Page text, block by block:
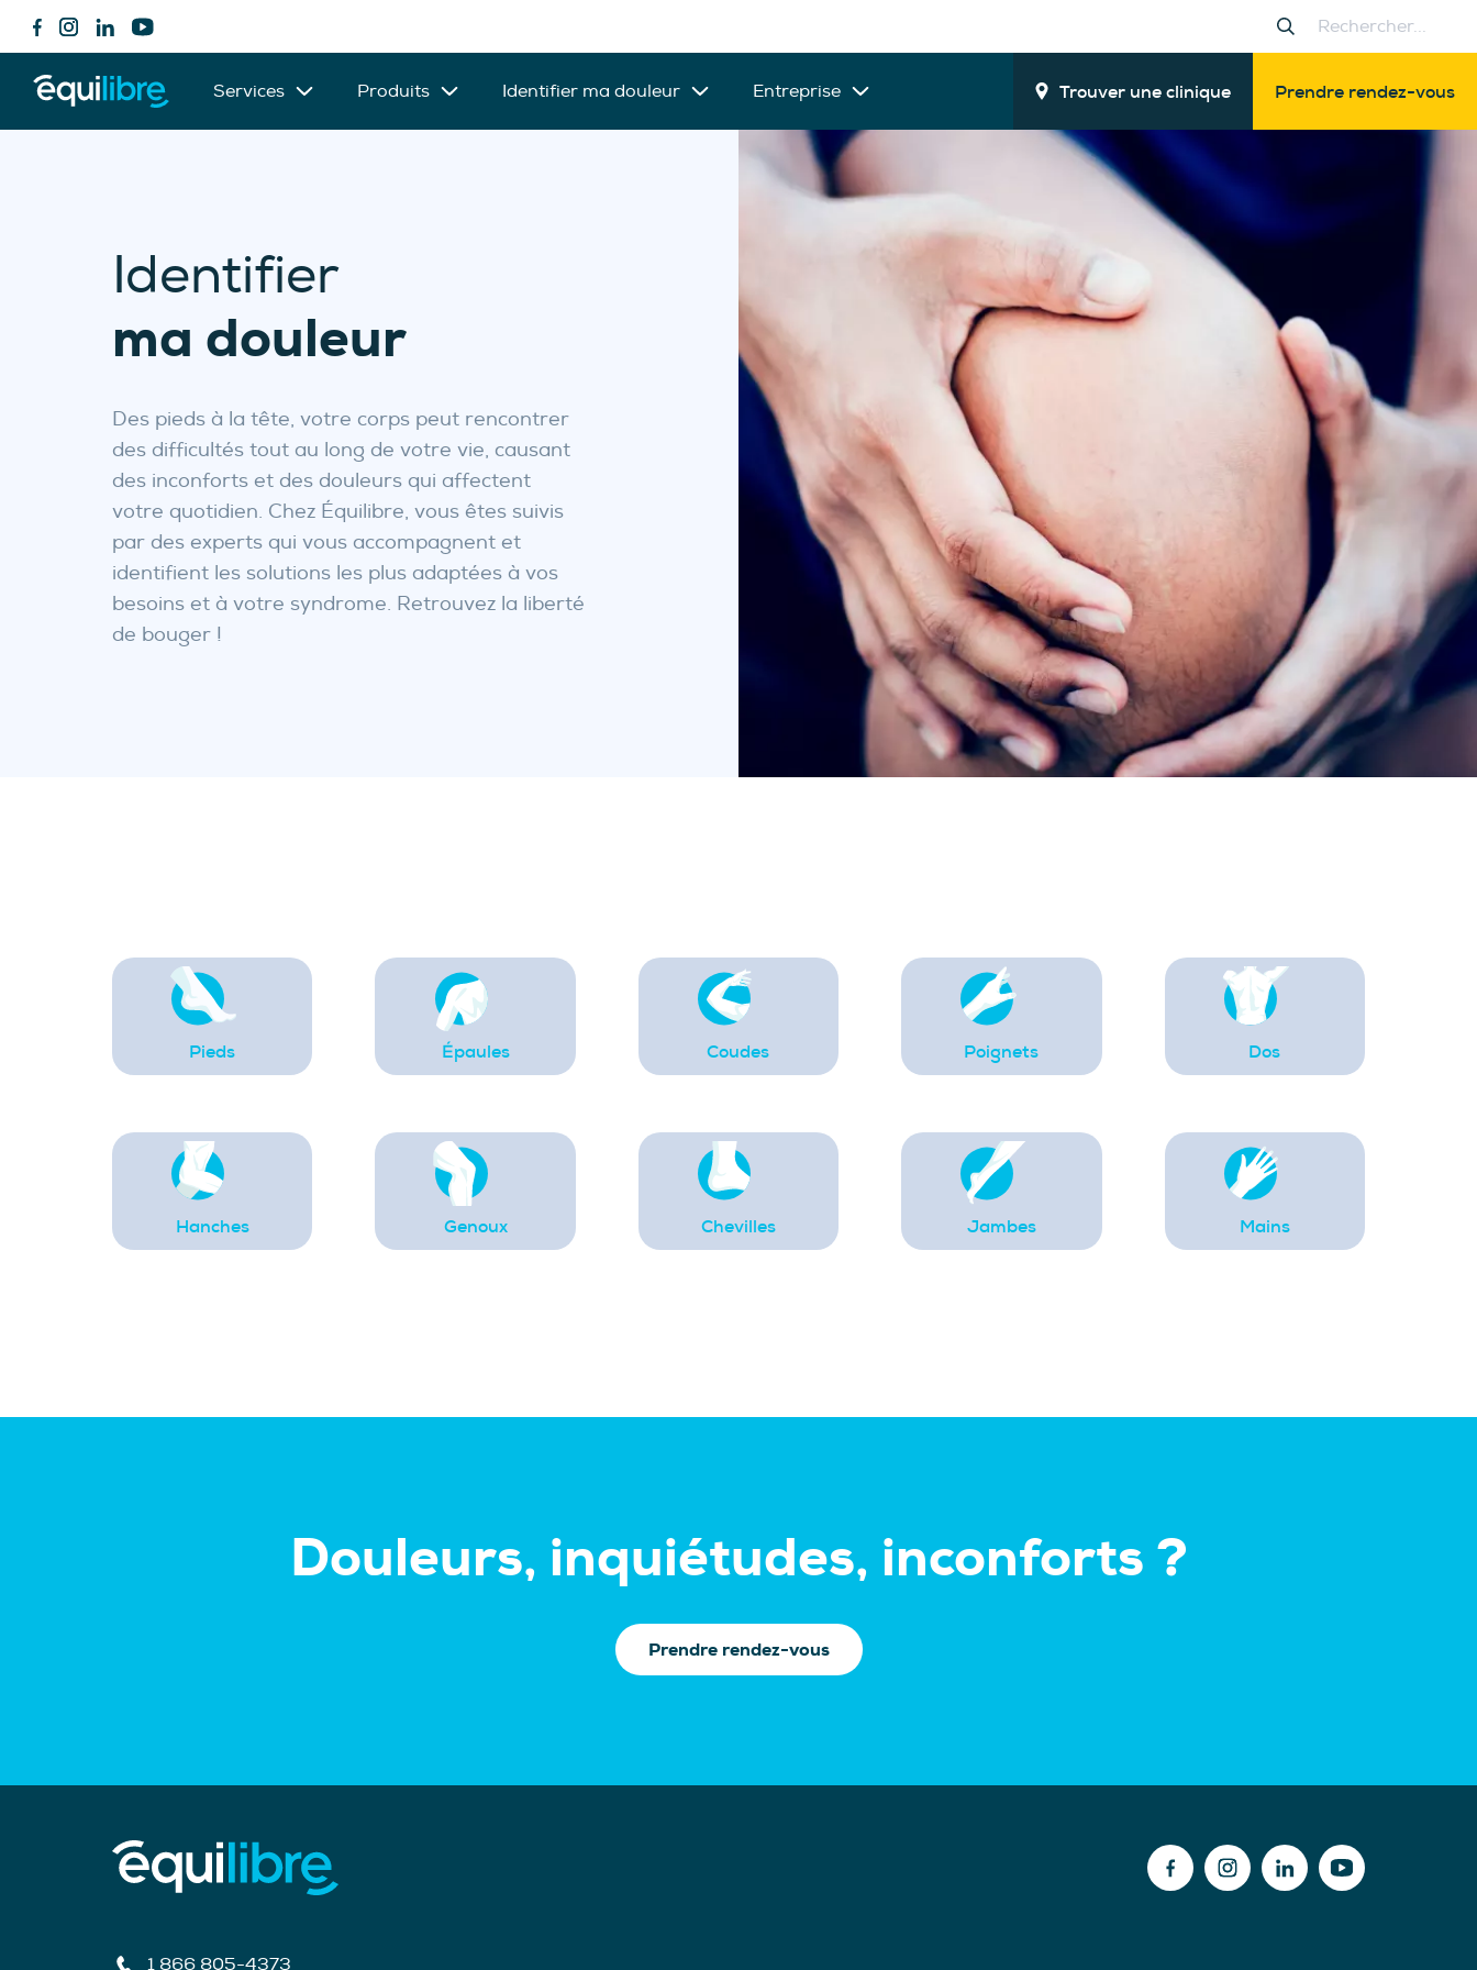
Services Produits Identifier ma douleur Entreprise Trouver une clinique Prendre rendez-vous
Identifier
ma douleur
Des pieds à la tête, votre corps peut rencontrer
des difficultés tout au long de votre vie, causant
des inconforts et des douleurs qui affectent
votre quotidien. Chez Équilibre, vous êtes suivis
par des experts qui vous accompagnent et
identifient les solutions les plus adaptées à vos
besoins et à votre syndrome. Retrouvez la liberté
de bouger !
Pieds Épaules Coudes Poignets Dos
Hanches Genoux Chevilles Jambes Mains
Douleurs, inquiétudes, inconforts ?
Prendre rendez-vous
1 866 805-4373